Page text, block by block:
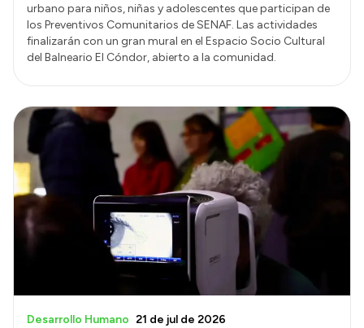
urbano para niños, niñas y adolescentes que participan de
los Preventivos Comunitarios de SENAF. Las actividades
finalizarán con un gran mural en el Espacio Socio Cultural
del Balneario El Cóndor, abierto a la comunidad.
Desarrollo Humano 21 de jul de 2026